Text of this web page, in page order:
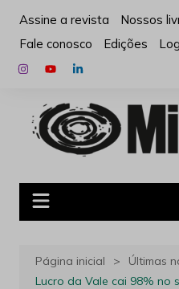
para
conteúdo
Assine a revista Nossos
Fale conosco
Edições
Página inicial
Últimas
Lucro da Vale cai 98% no